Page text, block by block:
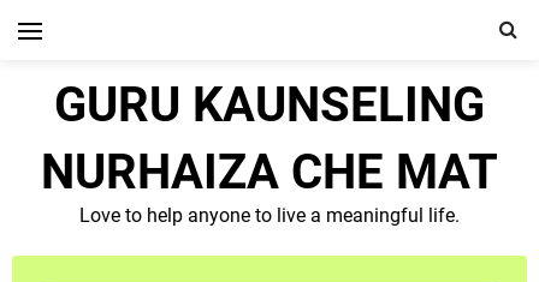
GURU KAUNSELING
NURHAIZA CHE MAT
Love to help anyone to live a meaningful life.